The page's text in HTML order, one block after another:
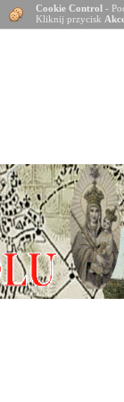
Cookie Control -
Kliknij przycisk